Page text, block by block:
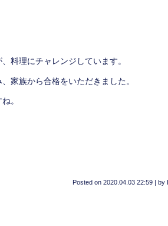
料理にチャレンジしています。
家族から合格をいただきました。
。
Posted on 2020.04.03 22:59 by